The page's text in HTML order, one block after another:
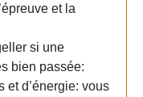
et la
si une
bien passée:
et d’énergie: vous